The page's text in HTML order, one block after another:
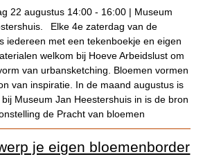
22 augustus 14:00 - 16:00 | Museum
Elke 4e zaterdag van de
iedereen met een tekenboekje en eigen
welkom bij Hoeve Arbeidslust om
van urbansketching. Bloemen vormen
van inspiratie. In de maand augustus is
Museum Jan Heestershuis in is de bron
de Pracht van bloemen
je eigen bloemenborder